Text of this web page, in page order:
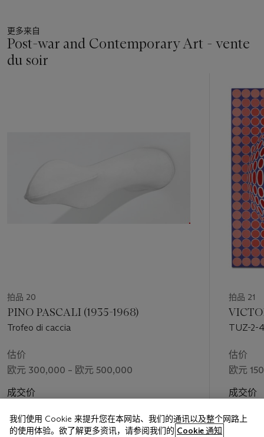
particulier le vaudou et le spiritisme de la santería. L'artiste
retrouve dans ces pratiques anciennes des ressorts identiques
à ceux utilisés par le surréalisme européen : même recours à
singulier qu'il peut faire du surréalisme pour renouer avec ses
origines métisses : les formes hallucinatoires qui surgissent
désormais sur ses toiles sont autant de résurgences de ces
mythes lointains, et de voiles levés sur une identité enfouie,
Les années qui suivront seront faites de nombreux voyages :
New York, Paris, Caracas, La Havane, Zurich et Albissola, ville
d’Italie dans laquelle il installe son atelier en 1962, année où est
peintMayombé
. L’œuvre réussit la synthèse des influences
multiples du peintre. Son titre, faisant vraisemblablement
africaines, mais rappelle aussi ses préoccupations politiques (le
Congo est en proie à une crise politique majeure au début des
jusqu’à l’accession à la présidence de Joseph-Desiré Mobutu).
Paraissant s’extraire des profondeurs ténébreuses de la toile,
des figures énigmatiques – mi-animales, mi-humaines – aux
formes anguleuses, traitées dans une déclinaison de tons
empreinte de mystère. Ici semblent se lire les traces d'un
passé enseveli soudainement exhumé.
revêt donc à
Lam poursuit à travers sa peinture – et politique : l’art doit
mouvement libératoire historique.
更多来自
Post-war and Contemporary Art - vente
du soir
拍品 20
PINO PASCALI (1935-1968)
Trofeo di caccia
估价
欧元 300,000 – 欧元 500,000
成交价
拍品 21
TUZ-2-
估价
欧元
成交价
我们使用 Cookie 来提升您在本网站、我们的通讯以及整个网路上
的使用体验。欲了解更多资讯，请参阅我们的 Cookie 通知